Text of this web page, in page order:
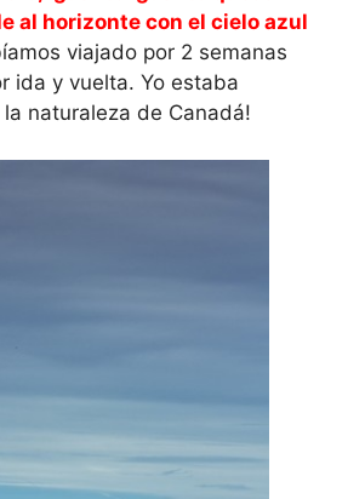
al horizonte con el cielo azul
viajado por 2 semanas
ida y vuelta. Yo estaba
naturaleza de Canadá!